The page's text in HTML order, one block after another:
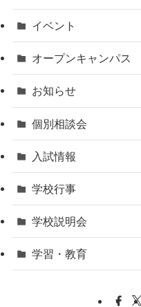
イベント
オープンキャンパス
お知らせ
個別相談会
入試情報
学校行事
学校説明会
学習・教育